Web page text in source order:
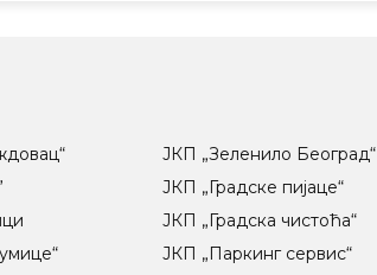
ЈКП „Зеленило Београд“
ЈКП „Градске пијаце“
ЈКП „Градска чистоћа“
ЈКП „Паркинг сервис“